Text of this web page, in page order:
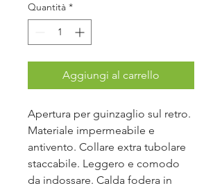
Quantità *
Aggiungi al carrello
Apertura per guinzaglio sul retro.
Materiale impermeabile e
antivento. Collare extra tubolare
staccabile. Leggero e comodo
da indossare. Calda fodera in